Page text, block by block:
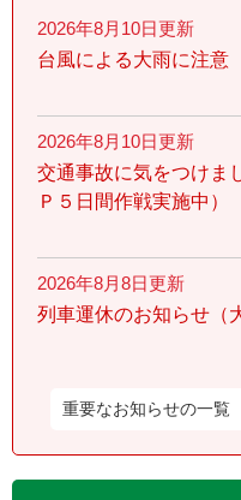
2026年8月10日更新
台風による大雨に注意
2026年8月10日更新
交通事故に気をつけま
Ｐ５日間作戦実施中）
2026年8月8日更新
列車運休のお知らせ（
重要なお知らせの一覧